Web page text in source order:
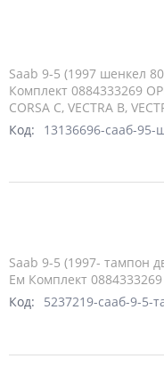
Saab 9-5 (1997 шенкел
Комплект 0884333269
CORSA C, VECTRA B,
Код:
13136696-сааб-95-
Saab 9-5 (1997- тампон
Ем Комплект 0884333269
Код:
5237219-сааб-9-5-